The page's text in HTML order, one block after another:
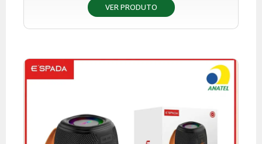
VER PRODUTO